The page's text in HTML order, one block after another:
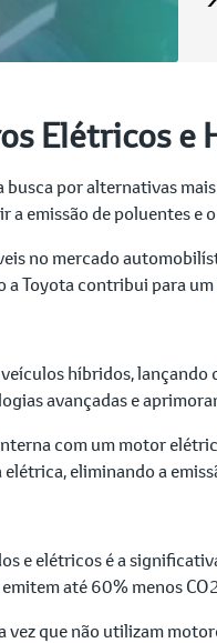
Elétricos e
por alternativas
emissão de poluentes e
no mercado
a Toyota contribui para
híbridos,
avançadas e
com um motor
eliminando a
e elétricos é a
até 60% menos
que não utilizam